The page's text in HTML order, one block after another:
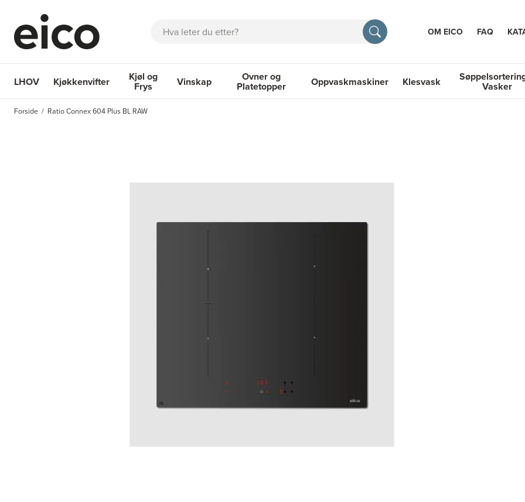
Søk OM EICO FAQ
LHOV Kjøkkenvifter
Kjøkkenvifter
Kjøl og
Frys
Kjøl og Frys
Vinskap Ovner og
Platetopper Oppvaskmaskiner Klesvask Vasker
Forside Ratio Connex 604 Plus BL RAW